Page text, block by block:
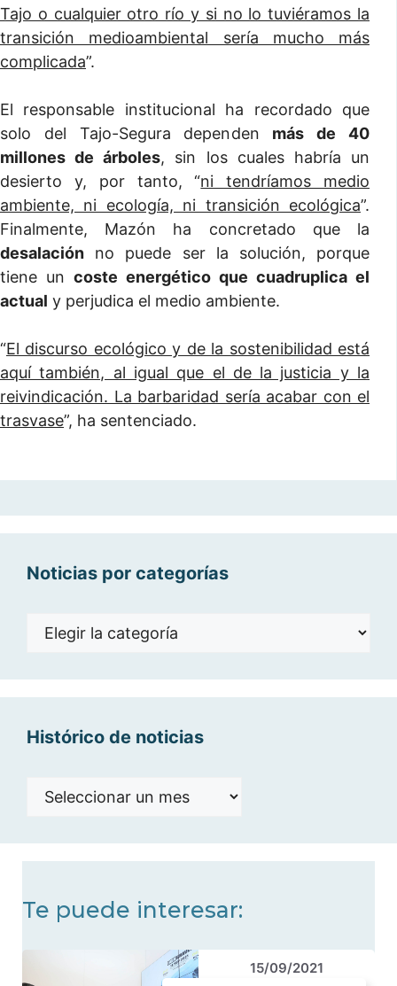
Tajo o cualquier otro río y si no lo tuviéramos la
transición medioambiental sería mucho más
complicada”.
El responsable institucional ha recordado que
solo del Tajo-Segura dependen más de 40
millones de árboles, sin los cuales habría un
desierto y, por tanto, “ni tendríamos medio
ambiente, ni ecología, ni transición ecológica”.
Finalmente, Mazón ha concretado que la
desalación no puede ser la solución, porque
tiene un coste energético que cuadruplica el
actual y perjudica el medio ambiente.
“El discurso ecológico y de la sostenibilidad está
aquí también, al igual que el de la justicia y la
reivindicación. La barbaridad sería acabar con el
trasvase”, ha sentenciado.
Noticias por categorías
Noticias
Histórico de noticias
Histórico
Te puede interesar:
15/09/2021